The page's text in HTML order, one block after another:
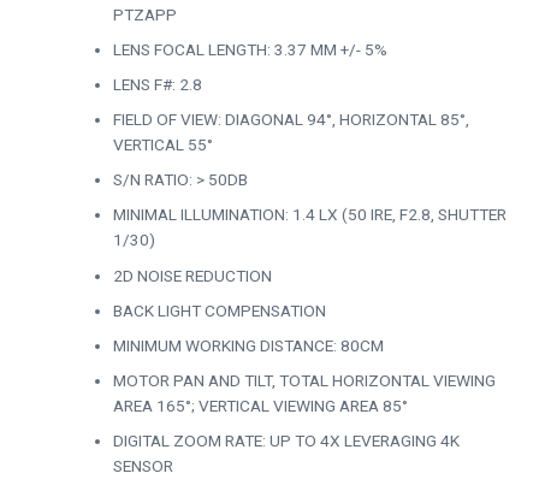
PTZAPP
LENS FOCAL LENGTH: 3.37 MM +/- 5%
LENS F#: 2.8
FIELD OF VIEW: DIAGONAL 94°, HORIZONTAL 85°,
VERTICAL 55°
S/N RATIO: > 50DB
MINIMAL ILLUMINATION: 1.4 LX (50 IRE, F2.8, SHUTTER
1/30)
2D NOISE REDUCTION
BACK LIGHT COMPENSATION
MINIMUM WORKING DISTANCE: 80CM
MOTOR PAN AND TILT, TOTAL HORIZONTAL VIEWING
AREA 165°; VERTICAL VIEWING AREA 85°
DIGITAL ZOOM RATE: UP TO 4X LEVERAGING 4K
SENSOR